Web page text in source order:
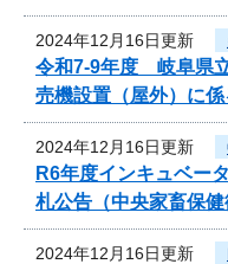
2024年12月16日更新
令和7‐9年度 岐阜県
売機設置（屋外）に
2024年12月16日更新
R6年度インキュベー
札公告（中央家畜保健
2024年12月16日更新